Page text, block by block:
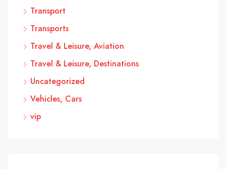
Transport
Transports
Travel & Leisure, Aviation
Travel & Leisure, Destinations
Uncategorized
Vehicles, Cars
vip